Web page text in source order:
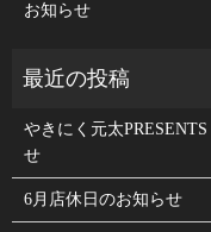
お知らせ
やきにく元太
せ
6月店休日のお知らせ